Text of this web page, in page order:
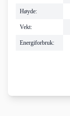
Høyde:
Vekt:
Energiforbruk: